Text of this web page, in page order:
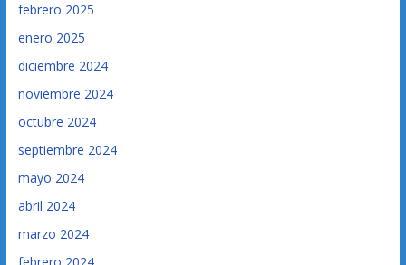
febrero 2025
enero 2025
diciembre 2024
noviembre 2024
octubre 2024
septiembre 2024
mayo 2024
abril 2024
marzo 2024